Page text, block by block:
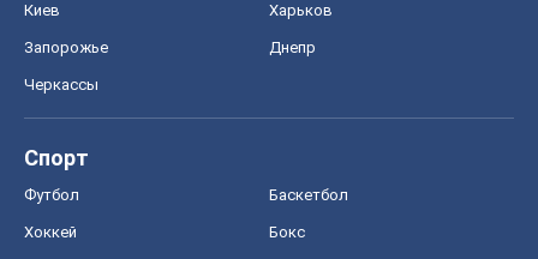
Киев Харьков
Запорожье Днепр
Черкассы
Спорт
Футбол Баскетбол
Хоккей Бокс